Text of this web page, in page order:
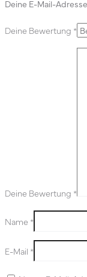
Deine E-Mail-
Deine Bewertung *
Deine Bewertung *
Name *
E-Mail *